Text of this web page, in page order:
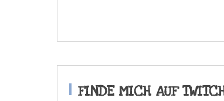
FINDE MICH AUF